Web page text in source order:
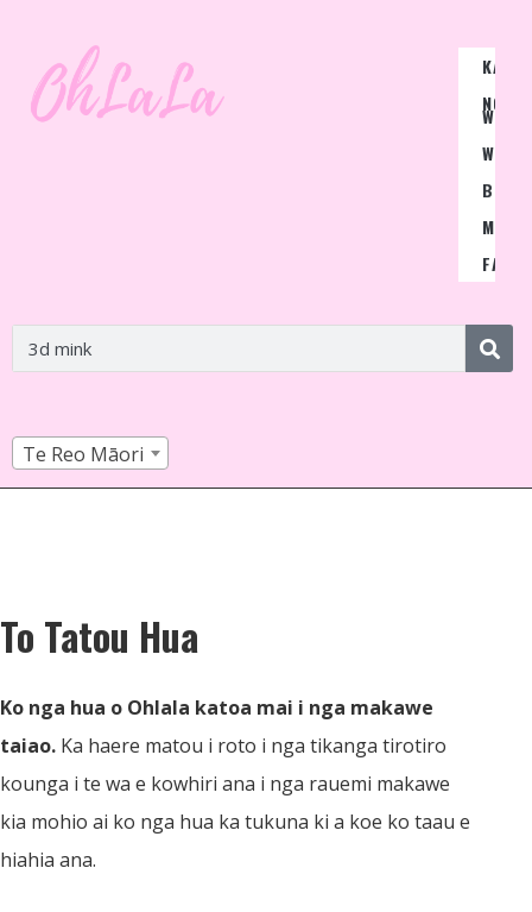
NGA
WHIU
WIGS
BLOG
MŌ
FAQ
Te Reo Māori
To Tatou Hua
Ko nga hua o Ohlala katoa mai i nga makawe
taiao. Ka haere matou i roto i nga tikanga tirotiro
kounga i te wa e kowhiri ana i nga rauemi makawe
kia mohio ai ko nga hua ka tukuna ki a koe ko taau e
hiahia ana.